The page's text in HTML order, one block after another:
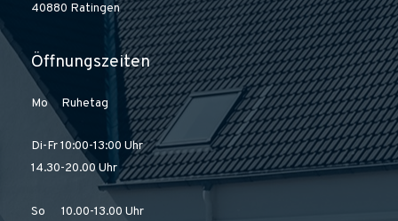
40880 Ratingen
Öffnungszeiten
Mo Ruhetag
Di-Fr 10:00-13:00 Uhr
14.30-20.00 Uhr
So 10.00-13.00 Uhr